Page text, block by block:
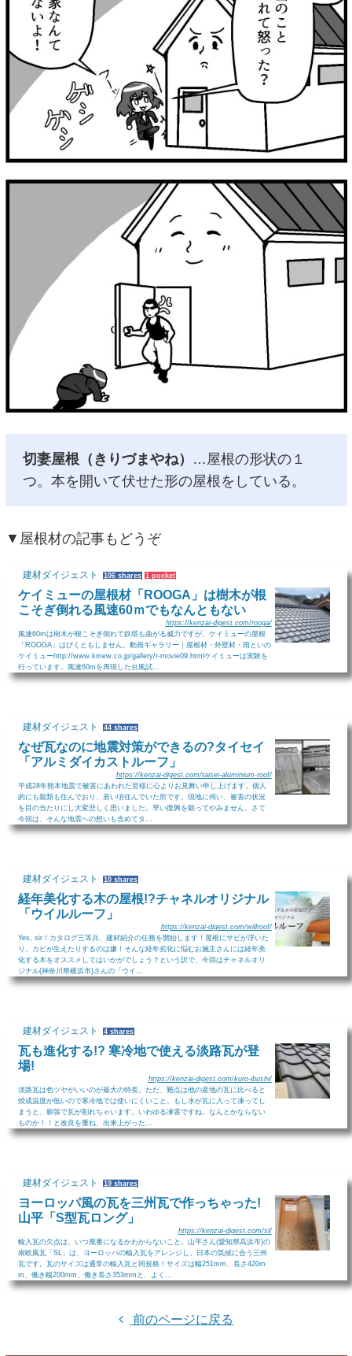
切妻屋根（きりづまやね） …屋根の形状の１
つ。本を開いて伏せた形の屋根をしている。
▼屋根材の記事もどうぞ
建材ダイジェスト 106 shares 1 pocket
ケイミューの屋根材「ROOGA」は樹木が根
こそぎ倒れる風速60ｍでもなんともない
https://kenzai-digest.com/rooga/
風速60mは樹木が根こそぎ倒れて鉄塔も曲がる威力ですが、ケイミューの屋根
「ROOGA」はびくともしません。動画ギャラリー｜屋根材・外壁材・雨といの
ケイミューhttp://www.kmew.co.jp/gallery/r-movie09.htmlケイミューは実験を
行っています。風速60mを再現した台風試...
建材ダイジェスト 44 shares
なぜ瓦なのに地震対策ができるの?タイセイ
「アルミダイカストルーフ」
https://kenzai-digest.com/taisei-aluminium-roof/
平成28年熊本地震で被害にあわれた皆様に心よりお見舞い申し上げます。個人
的にも親類も住んでおり、若い頃住んでいた所です。現地に伺い、被害の状況
を目の当たりにし大変悲しく思いました。早い復興を願ってやみません。さて
今回は、そんな地震への想いも含めてタ...
建材ダイジェスト 10 shares
経年美化する木の屋根!?チャネルオリジナル
「ウイルルーフ」
https://kenzai-digest.com/willroof/
Yes, sir！カタログ三等兵、建材紹介の任務を開始します！屋根にサビが浮いた
り、カビが生えたりするのは嫌！そんな経年劣化に悩むお施主さんには経年美
化する木をオススメしてはいかがでしょう？という訳で、今回はチャネルオリ
ジナル(神奈川県横浜市)さんの「ウイ...
建材ダイジェスト 4 shares
瓦も進化する!? 寒冷地で使える淡路瓦が登
場!
https://kenzai-digest.com/kuro-ibushi/
淡路瓦は色ツヤがいいのが最大の特長。ただ、難点は他の産地の瓦に比べると
焼成温度が低いので寒冷地では使いにくいこと。もし水が瓦に入って凍ってし
まうと、膨張で瓦が割れちゃいます。いわゆる凍害ですね。なんとかならない
ものか！！と改良を重ね、出来上がった...
建材ダイジェスト 19 shares
ヨーロッパ風の瓦を三州瓦で作っちゃった!
山平「S型瓦ロング」
https://kenzai-digest.com/sl/
輸入瓦の欠点は、いつ廃番になるかわからないこと。山平さん(愛知県高浜市)の
南欧風瓦「SL」は、ヨーロッパの輸入瓦をアレンジし、日本の気候に合う三州
瓦です。瓦のサイズは通常の輸入瓦と同規格！サイズは幅251mm、長さ420m
m、働き幅200mm、働き長さ353mmと、よく...
前のページに戻る